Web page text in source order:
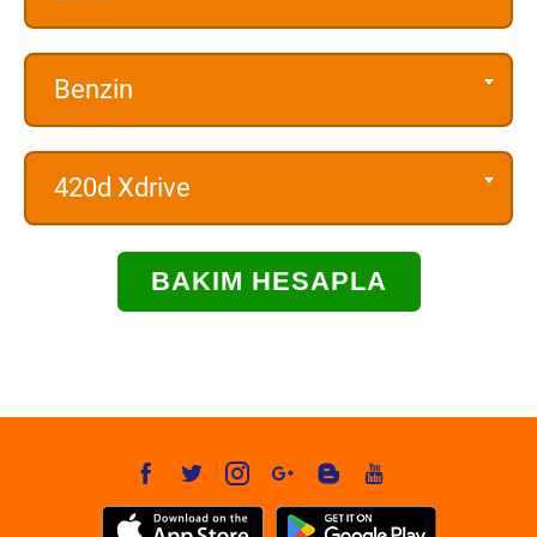
Benzin
420d Xdrive
BAKIM HESAPLA